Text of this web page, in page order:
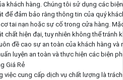
khách hàng. Chúng tôi sử dụng các
để đảm bảo rằng thông tin của quý
tai nạn hoặc sự cố trong cửa hàng.
chất hiện đại, tuy nhiên không thể tránh
đề cao sự an toàn của khách hàng
luyện an toàn và thực hiện các biện
việc cung cấp dịch vụ chất lượng là